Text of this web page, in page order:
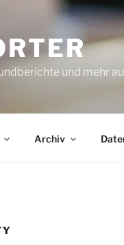
und mehr
Archiv